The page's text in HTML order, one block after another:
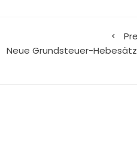
Neue Grundsteuer-